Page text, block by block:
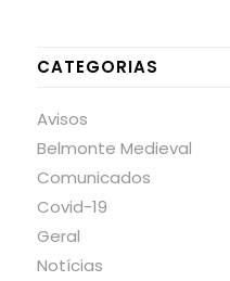
CATEGORIAS
Avisos
Belmonte Medieval
Comunicados
Covid-19
Geral
Notícias